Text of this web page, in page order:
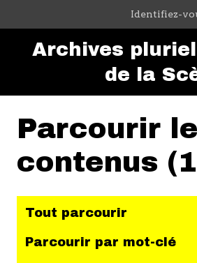
Passer au Identifiez-
Archives
de la
Parcourir
contenus
Tout parcourir
Parcourir par mot-clé